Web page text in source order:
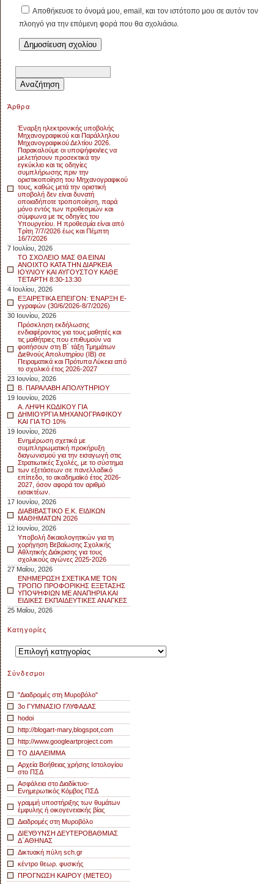
Αποθήκευσε το όνομά μου, email, και τον ιστότοπο μου σε αυτόν τον
πλοηγό για την επόμενη φορά που θα σχολιάσω.
Αναζήτηση
για:
Άρθρα
Έναρξη ηλεκτρονικής υποβολής
Μηχανογραφικού και Παράλληλου
Μηχανογραφικού Δελτίου 2026.
Παρακαλούμε οι υποψήφιοι/ιες να
μελετήσουν προσεκτικά την
εγκύκλιο και τις οδηγίες
συμπλήρωσης πριν την
οριστικοποίηση του Μηχανογραφικού
τους, καθώς μετά την οριστική
υποβολή δεν είναι δυνατή
οποιαδήποτε τροποποίηση, παρά
μόνο εντός των προθεσμιών και
σύμφωνα με τις οδηγίες του
Υπουργείου. Η προθεσμία είναι από
Τρίτη 7/7/2026 έως και Πέμπτη
16/7/2026
7 Ιουλίου, 2026
ΤΟ ΣΧΟΛΕΙΟ ΜΑΣ ΘΑ ΕΙΝΑΙ
ΑΝΟΙΧΤΟ ΚΑΤΑ ΤΗΝ ΔΙΑΡΚΕΙΑ
ΙΟΥΛΙΟΥ ΚΑΙ ΑΥΓΟΥΣΤΟΥ ΚΑΘΕ
ΤΕΤΑΡΤΗ 8:30-13:30
4 Ιουλίου, 2026
ΕΞΑΙΡΕΤΙΚΑ ΕΠΕΙΓΟΝ: ΈΝΑΡΞΗ E-
γγραφών (30/6/2026-8/7/2026)
30 Ιουνίου, 2026
Πρόσκληση εκδήλωσης
ενδιαφέροντος για τους μαθητές και
τις μαθήτριες που επιθυμούν να
φοιτήσουν στη Β΄ τάξη Τμημάτων
Διεθνούς Απολυτηρίου (IB) σε
Πειραματικά και Πρότυπα Λύκεια από
το σχολικό έτος 2026-2027
23 Ιουνίου, 2026
Β. ΠΑΡΑΛΑΒΗ ΑΠΟΛΥΤΗΡΙΟΥ
19 Ιουνίου, 2026
Α. ΛΗΨΗ ΚΩΔΙΚΟΥ ΓΙΑ
ΔΗΜΙΟΥΡΓΙΑ ΜΗΧΑΝΟΓΡΑΦΙΚΟΥ
ΚΑΙ ΓΙΑ ΤΟ 10%
19 Ιουνίου, 2026
Ενημέρωση σχετικά με
συμπληρωματική προκήρυξη
διαγωνισμού για την εισαγωγή στις
Στρατιωτικές Σχολές, με το σύστημα
των εξετάσεων σε πανελλαδικό
επίπεδο, το ακαδημαϊκό έτος 2026-
2027, όσον αφορά τον αριθμό
εισακτέων.
17 Ιουνίου, 2026
ΔΙΑΒΙΒΑΣΤΙΚΟ Ε.Κ. ΕΙΔΙΚΩΝ
ΜΑΘΗΜΑΤΩΝ 2026
12 Ιουνίου, 2026
Υποβολή δικαιολογητικών για τη
χορήγηση Βεβαίωσης Σχολικής
Αθλητικής Διάκρισης για τους
σχολικούς αγώνες 2025-2026
27 Μαΐου, 2026
ΕΝΗΜΕΡΩΣΗ ΣΧΕΤΙΚΑ ΜΕ ΤΟΝ
ΤΡΟΠΟ ΠΡΟΦΟΡΙΚΗΣ ΕΞΕΤΑΣΗΣ
ΥΠΟΨΗΦΙΩΝ ΜΕ ΑΝΑΠΗΡΙΑ ΚΑΙ
ΕΙΔΙΚΕΣ ΕΚΠΑΙΔΕΥΤΙΚΕΣ ΑΝΑΓΚΕΣ
25 Μαΐου, 2026
Kατηγορίες
Kατηγορίες
Σύνδεσμοι
"Διαδρομές στη Μυροβόλο"
3o ΓΥΜΝΑΣΙΟ ΓΛΥΦΑΔΑΣ
hodoi
http://blogart-mary,blogspot,com
http://www.googleartproject.com
TO ΔΙΑΛΕΙΜΜΑ
Αρχεία Βοήθειας χρήσης Ιστολογίου
στο ΠΣΔ
Ασφάλεια στο Διαδίκτυο-
Ενημερωτικός Κόμβος ΠΣΔ
γραμμή υποστήριξης των θυμάτων
έμφυλης ή οικογενειακής βίας
Διαδρομές στη Μυροβόλο
ΔΙΕΥΘΥΝΣΗ ΔΕΥΤΕΡΟΒΑΘΜΙΑΣ
Δ΄ΑΘΗΝΑΣ
Δικτυακή πύλη sch.gr
κέντρο θεωρ. φυσικής
ΠΡΟΓΝΩΣΗ ΚΑΙΡΟΥ (METEO)